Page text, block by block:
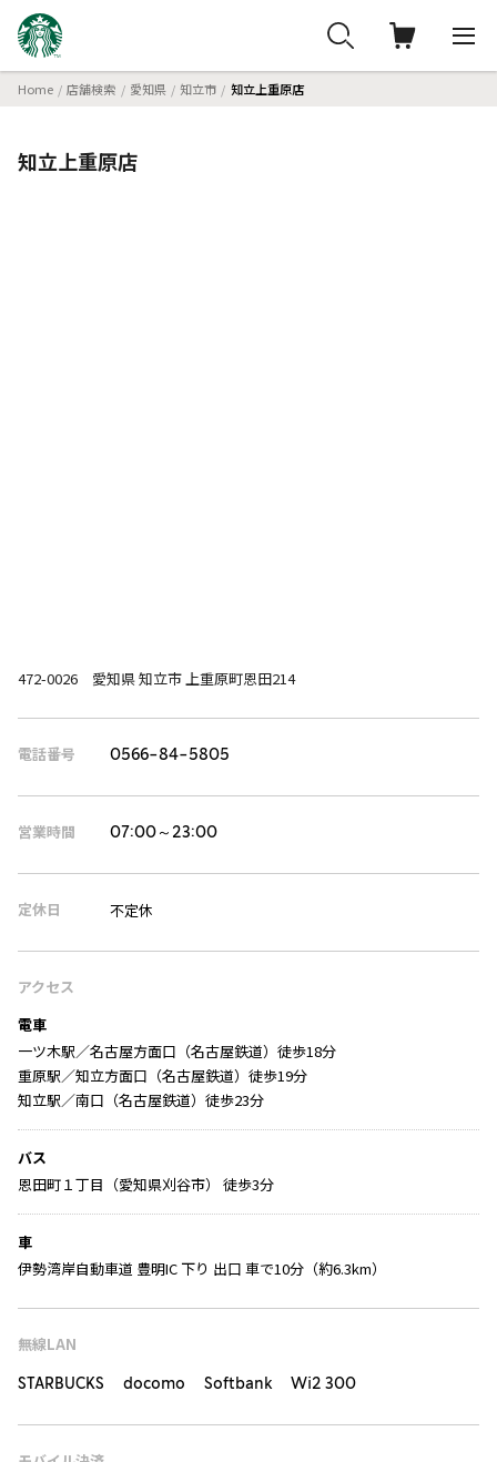
Home 店舗検索 愛知県 知立市 知立上重原店
知立上重原店
472-0026 愛知県 知立市 上重原町恩田214
電話番号 0566-84-5805
営業時間 07:00～23:00
定休日 不定休
アクセス
電車
一ツ木駅／名古屋方面口（名古屋鉄道）徒歩18分
重原駅／知立方面口（名古屋鉄道）徒歩19分
知立駅／南口（名古屋鉄道）徒歩23分
バス
恩田町１丁目（愛知県刈谷市） 徒歩3分
車
伊勢湾岸自動車道 豊明IC 下り 出口 車で10分（約6.3km）
無線LAN
STARBUCKS docomo Softbank Wi2 300